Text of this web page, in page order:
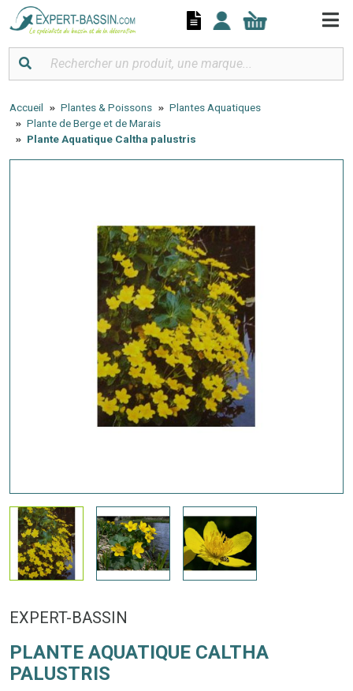
Accueil Plantes & Poissons
Plantes Aquatiques
Plante de Berge et de Marais
Plante Aquatique Caltha palustris
EXPERT-BASSIN
PLANTE AQUATIQUE CALTHA
PALUSTRIS
Panneau de gestion des cookies